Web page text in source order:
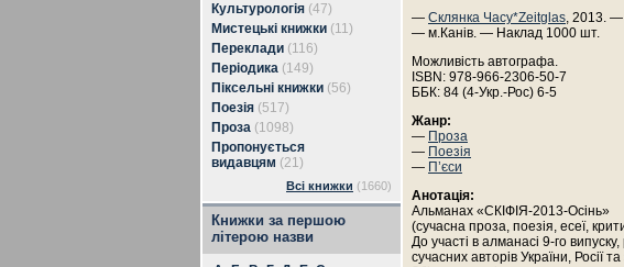
Культурологія (47)
Мистецькі книжки (11)
Переклади (116)
Періодика (149)
Піксельні книжки (56)
Поезія (517)
Проза (1098)
Пропонується
видавцям (21)
Всі книжки (1660)
Книжки за першою
літерою назви
— Склянка Часу*Zeitglas, 2013. —
— м.Канів. — Наклад 1000 шт.
Можливість автографа.
ISBN: 978-966-2306-50-7
ББК: 84 (4-Укр.-Рос) 6-5
Жанр:
— Проза
— Поезія
— П’єси
Анотація:
Альманах «СКІФІЯ-2013-Осінь»
(сучасна проза, поезія, есеї,
До участі в алманасі 9-го
сучасних авторів України, Росії